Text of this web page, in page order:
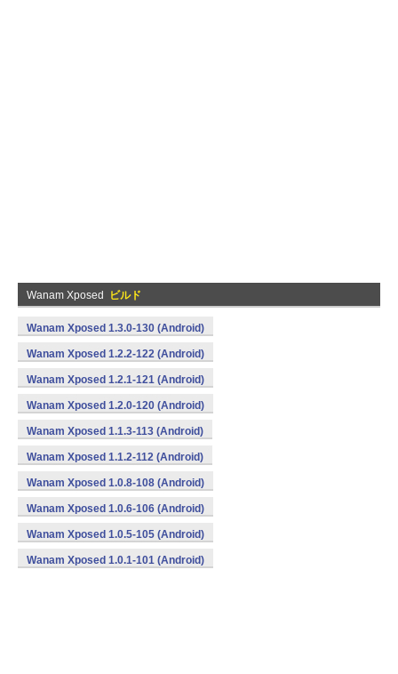
Wanam Xposed ビルド
Wanam Xposed 1.3.0-130 (Android)
Wanam Xposed 1.2.2-122 (Android)
Wanam Xposed 1.2.1-121 (Android)
Wanam Xposed 1.2.0-120 (Android)
Wanam Xposed 1.1.3-113 (Android)
Wanam Xposed 1.1.2-112 (Android)
Wanam Xposed 1.0.8-108 (Android)
Wanam Xposed 1.0.6-106 (Android)
Wanam Xposed 1.0.5-105 (Android)
Wanam Xposed 1.0.1-101 (Android)